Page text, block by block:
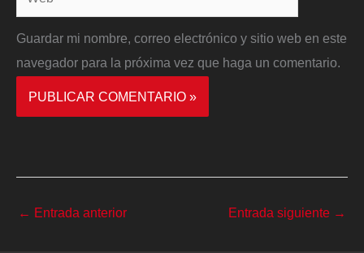
Guardar mi nombre, correo electrónico y sitio web en este
navegador para la próxima vez que haga un comentario.
← Entrada anterior Entrada siguiente →